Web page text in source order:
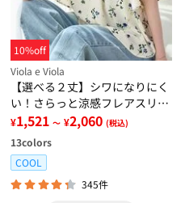
10%off
Viola e Viola
【選べる２丈】シワになりにく
い！さらっと涼感フレアスリー
ブブラウス
¥1,521 ～ ¥2,060 (税込)
13colors
COOL
345件